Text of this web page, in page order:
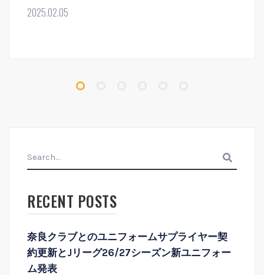
2025.02.05
search
RECENT POSTS
奈良クラブとのユニフォームサプライヤー契
約更新とJリーグ26/27シーズン新ユニフォー
ム発表